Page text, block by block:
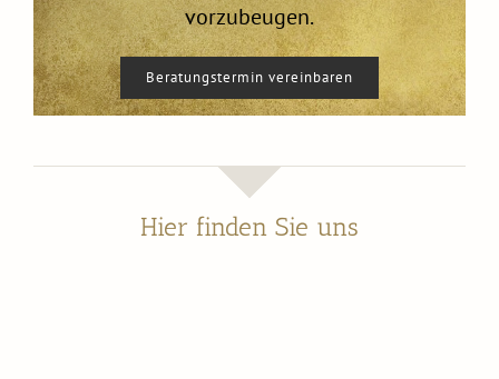
vorzubeugen.
Beratungstermin vereinbaren
Hier finden Sie uns